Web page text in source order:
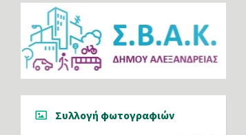
Συλλογή φωτογραφιών